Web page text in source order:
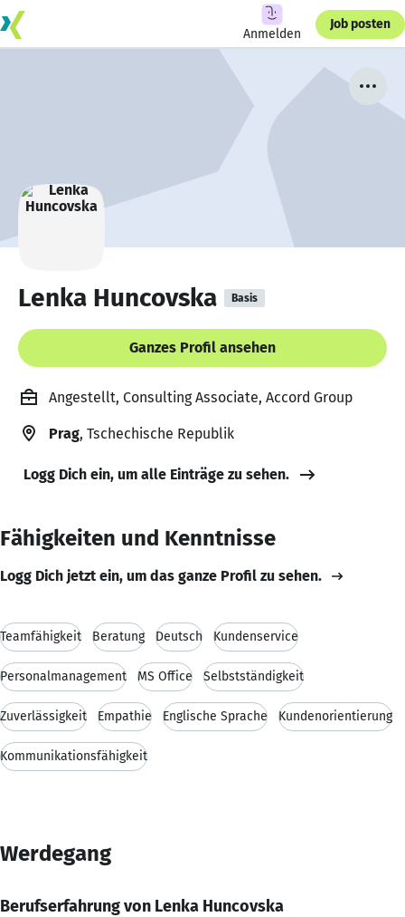
Anmelden
Job posten
Lenka Huncovska Basis
Ganzes Profil ansehen
Angestellt, Consulting Associate, Accord Group
Prag, Tschechische Republik
Logg Dich ein, um alle Einträge zu sehen.
Fähigkeiten und Kenntnisse
Logg Dich jetzt ein, um das ganze Profil zu sehen.
Teamfähigkeit Beratung Deutsch Kundenservice
Personalmanagement MS Office Selbstständigkeit
Zuverlässigkeit Empathie Englische Sprache Kundenorientierung
Kommunikationsfähigkeit
Werdegang
Berufserfahrung von Lenka Huncovska